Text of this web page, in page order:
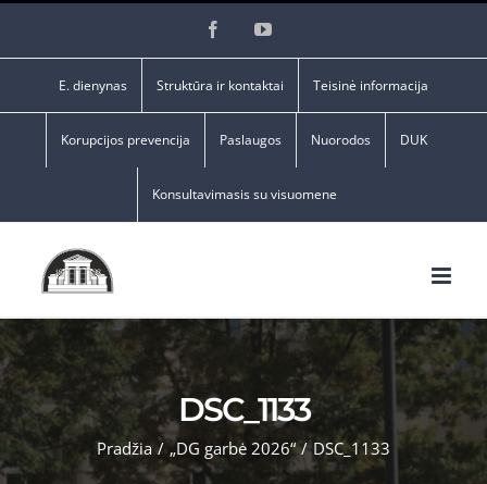
FacebookYouTube
E. dienynas Struktūra ir kontaktai Teisinė informacija
Korupcijos prevencija Paslaugos Nuorodos DUK
Konsultavimasis su visuomene
DSC_1133
Pradžia / „DG garbė 2026“ / DSC_1133